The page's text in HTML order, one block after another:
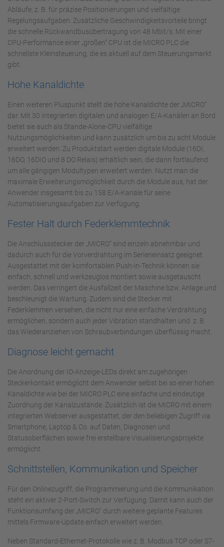
Abläufe, z. B. für präzise Positionierungen und vielfältige
Regelungsaufgaben. Zusätzliche Geschwindigkeitsvorteile bringt
die schnelle Rückwandbusübertragung von 48 Mbit/s. Mit einer
CPU-Performance einer „großen“ CPU ist die MICRO PLC die
schnellste Kleinsteuerung, die es aktuell auf dem Steuerungsmarkt
gibt.
Hohe Kanaldichte
Einen weiteren Pluspunkt stellt die hohe Kanaldichte der „MICRO“
dar. Mit 30 integrierten digitalen und analogen E/A-Kanälen an Bord
bietet sie auch als Stande-Alone-CPU vielfältige
Nutzungsmöglichkeiten und kann zusätzlich um bis zu acht Module
erweitert werden. Zu Produktstart werden digitale Module (16DI,
16DO, 16DIO und 8 DO Relais) erhältlich sein, die dann fortlaufend
um alle gängigen Modultypen erweitert werden. Nutzt man die
maximale Erweiterungsmöglichkeit durch die Module aus, hat der
Anwender insgesamt bis zu 158 E/A-Kanäle für seine
Automatisierungsaufgaben zur Verfügung.
Fester Halt durch Federklemmtechnik
Die Anschlussstecker der „MICRO“ sind einzeln abnehmbar und
dadurch auch für die Vorverdrahtung im Serieneinsatz geeignet.
Ausgestattet mit der komfortablen Push-in-Technik können sie
einfach, schnell und werkzeuglos montiert sowie ausgetauscht
werden. Das verringert die Ausfallzeit der Maschine bzw. Anlage und
beschleunigt die Wartung. Zudem sind die Stecker mit
Federklemmen versehen, die nicht nur eine einfache Verdrahtung
ermöglichen, sondern auch jeder Vibration standhalten und z. B.
das Wiederanziehen von Schraubverbindungen überflüssig macht.
Diagnose leicht gemacht
Die Anordnung der IO-Anzeige-LEDs direkt am zugehörigen
Steckerkontakt ermöglicht dem Anwender selbst bei so einer hohen
Kanaldichte wie bei der MICRO PLC eine einfache und eindeutige
Zuordnung der Kanalzustände. Zusätzlich ist die MICRO mit einem
integrierten Webserver ausgestattet, der den beliebigen Zugriff via
Smartphone, Laptop & Co. auf Daten, Diagnosen und
Statusoberflächen sowie frei erstellbare Visualisierungsprojekte
ermöglicht.
Schnittstellen, Kommunikation und Speicher
Für den Onlinezugriff, die Programmierung und die Kommunikation
steht ein aktiver 2-Port-Switch zur Verfügung. Damit kann auch der
Funktionsumfang der „MICRO" durch weitere geplante Features
mittels Firmware-Update einfach erweitert werden.
Neben Standard-Ethernet-Protokolle wie z. B. Modbus TCP oder S7-